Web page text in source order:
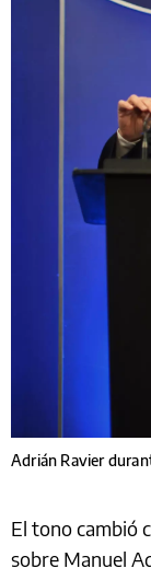
Adrián Ravier
El tono cambió
sobre Manuel